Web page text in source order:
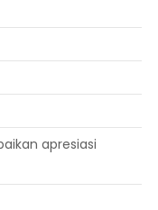
apresiasi